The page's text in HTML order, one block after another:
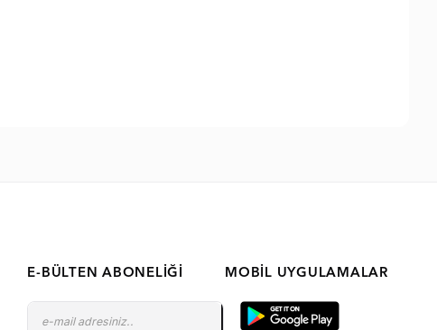
E-BÜLTEN ABONELIĞI MOBIL UYGULAMALAR